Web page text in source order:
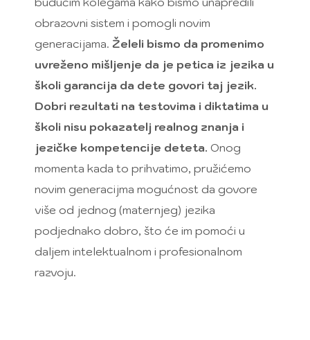
obrazovni sistem i pomogli novim
generacijama. Želeli bismo da promenimo
uvreženo mišljenje da je petica iz jezika u
školi garancija da dete govori taj jezik.
Dobri rezultati na testovima i diktatima u
školi nisu pokazatelj realnog znanja i
jezičke kompetencije deteta. Onog
momenta kada to prihvatimo, pružićemo
novim generacijma mogućnost da govore
više od jednog (maternjeg) jezika
podjednako dobro, što će im pomoći u
daljem intelektualnom i profesionalnom
razvoju.